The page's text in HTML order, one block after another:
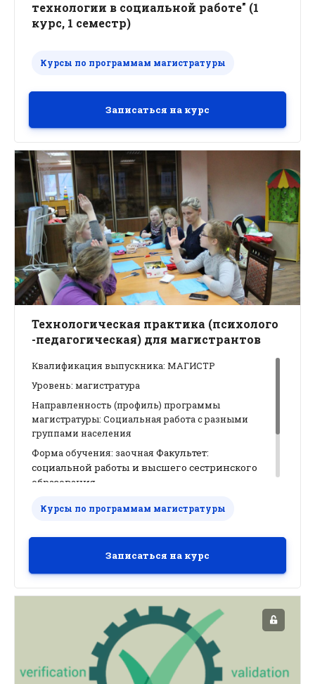
технологии в социальной работе" (1
курс, 1 семестр)
Курсы по программам магистратуры
Записаться на курс
Технологическая практика (психолого
-педагогическая) для магистрантов
Квалификация выпускника: МАГИСТР
Уровень: магистратура
Направленность (профиль) программы
магистратуры: Социальная работа с разными
группами населения
Форма обучения: заочная Факультет:
социальной работы и высшего сестринского
образования
(ЗЕТ)
Кафедра: психиатрии и медицинской
Курсы по программам магистратуры
Записаться на курс